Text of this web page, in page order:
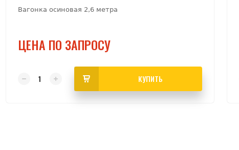
Вагонка осиновая 2,6 метра
ЦЕНА ПО ЗАПРОСУ
КУПИТЬ